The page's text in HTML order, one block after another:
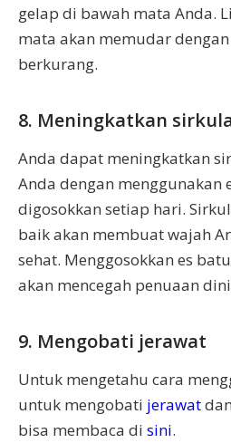
gelap di bawah mata Anda.
mata akan memudar
berkurang.
8. Meningkatkan
Anda dapat meningkatkan
Anda dengan menggunakan
digosokkan setiap hari.
baik akan membuat wajah
sehat. Menggosokkan es
akan mencegah penuaan
9. Mengobati jerawat
Untuk mengetahu cara
untuk mengobati jerawat
bisa membaca di sini.